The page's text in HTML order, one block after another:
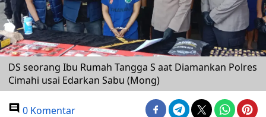
DS seorang Ibu Rumah Tangga S aat Diamankan Polres
Cimahi usai Edarkan Sabu (Mong)
0 Komentar